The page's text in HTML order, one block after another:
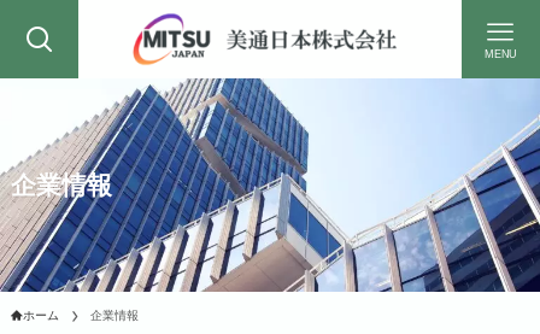
MENU
企業情報
ホーム 企業情報